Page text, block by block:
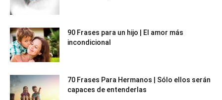
90 Frases para un hijo | El amor más
incondicional
70 Frases Para Hermanos | Sólo ellos serán
capaces de entenderlas